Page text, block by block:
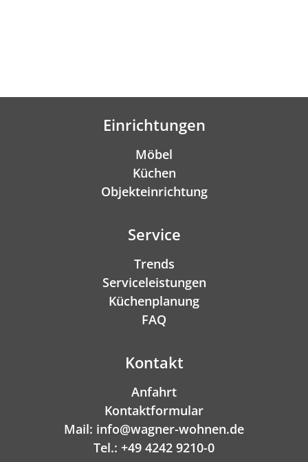
Einrichtungen
Möbel
Küchen
Objekteinrichtung
Service
Trends
Serviceleistungen
Küchenplanung
FAQ
Kontakt
Anfahrt
Kontaktformular
Mail: info@wagner-wohnen.de
Tel.: +49 4242 9210-0